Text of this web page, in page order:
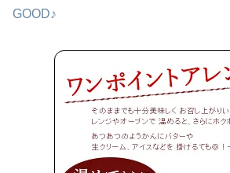
GOOD♪